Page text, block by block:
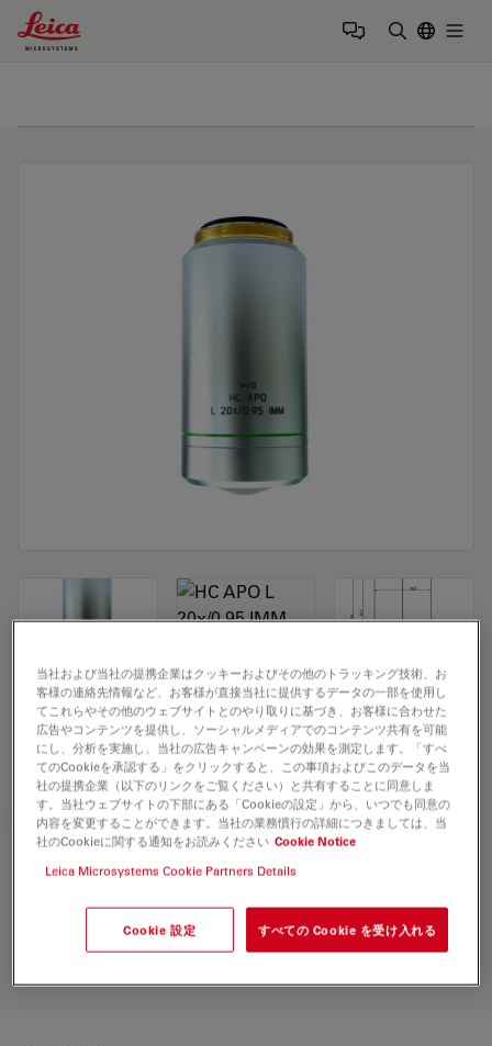
Leica Microsystems Logo
Microscope Objective HC APO L 20x/0.95
IMM
見積依頼
our
Objective Finder, compare
alternatives, and find the best fit for
当社および当社の提携企業はクッキーおよびその他のトラッキング技術、お
客様の連絡先情報など、お客様が直接当社に提供するデータの一部を使用し
てこれらやその他のウェブサイトとのやり取りに基づき、お客様に合わせた
広告やコンテンツを提供し、ソーシャルメディアでのコンテンツ共有を可能
にし、分析を実施し、当社の広告キャンペーンの効果を測定します。「すべ
てのCookieを承認する」をクリックすると、この事項およびこのデータを当
社の提携企業（以下のリンクをご覧ください）と共有することに同意しま
す。当社ウェブサイトの下部にある「Cookieの設定」から、いつでも同意の
内容を変更することができます。当社の業務慣行の詳細につきましては、当
社のCookieに関する通知をお読みください Cookie Notice
Leica Microsystems Cookie Partners Details
Cookie 設定 すべての Cookie を受け入れる